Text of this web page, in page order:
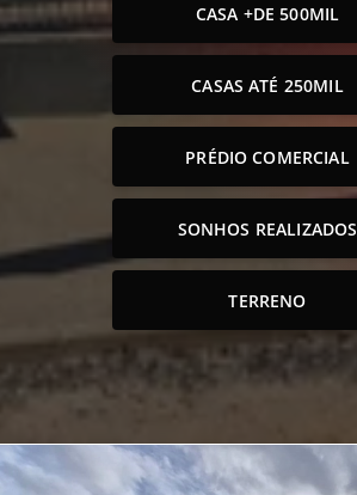
CASA +DE 500MIL
CASAS ATÉ 250MIL
PRÉDIO COMERCIAL
SONHOS REALIZADOS
TERRENO